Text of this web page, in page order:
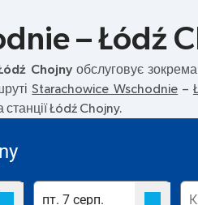
– Łódź
Chojnyобслуговує зокрема
Starachowice Wschodnie –
Łódź Chojny.